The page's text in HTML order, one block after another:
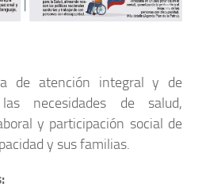
de atención integral y de
necesidades de salud,
y participación social de
y sus familias.